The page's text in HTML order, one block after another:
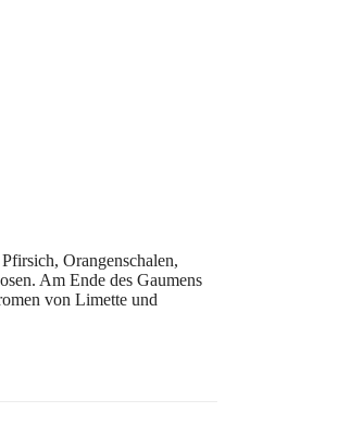
Orangenschalen,
Am Ende des Gaumens
von Limette und